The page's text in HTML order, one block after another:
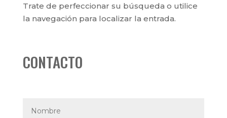
Trate de perfeccionar su búsqueda o utilice
la navegación para localizar la entrada.
CONTACTO